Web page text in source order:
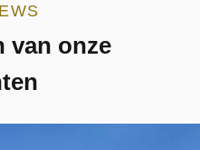
van onze